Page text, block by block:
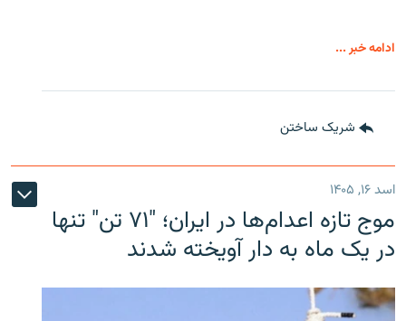
ادامه خبر ...
شریک ساختن
اسد ۱۶, ۱۴۰۵
موج تازه اعدام‌ها در ایران؛ "۷۱ تن" تنها
در یک ماه به دار آویخته شدند